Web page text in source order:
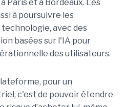
Paris et à Bordeaux. Les
à poursuivre les
avec des
basées sur l'IA pour
des utilisateurs.
pour un
c'est de pouvoir étendre